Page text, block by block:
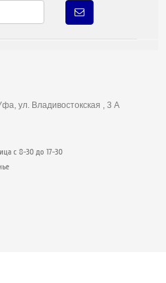
ул. Владивостокская , 3 А
c 8-30 до 17-30